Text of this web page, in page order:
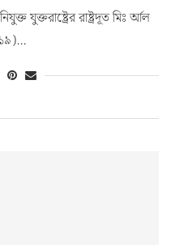
যুক্তরাষ্ট্রের রাষ্ট্রদূত মিঃ র্আল